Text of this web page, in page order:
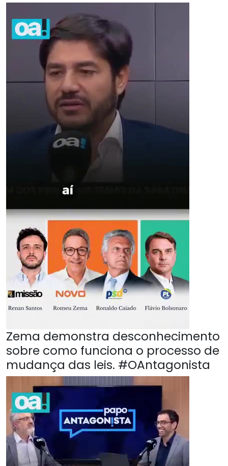
Zema demonstra desconhecimento
sobre como funciona o processo de
mudança das leis. #OAntagonista